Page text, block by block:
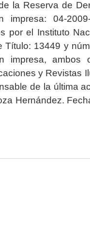
la Reserva de
04-2009-
por el Instituto
Título: 13449 y
impresa, ambos
y Revistas
de la última
Hernández.